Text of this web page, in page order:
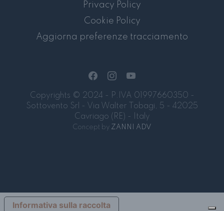
Privacy Policy
Cookie Policy
Aggiorna preferenze tracciamento
Copyrights © 2024 - P.IVA 01997660350 -
Sottovento Srl - Via Walter Tobagi, 5 - 42025
Cavriago (RE) - Italy
Concept by ZANNI ADV
Informativa sulla raccolta